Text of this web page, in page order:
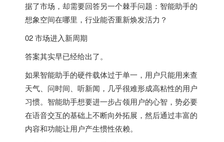
据了市场，却需要回答另一个棘手问题：智能助手的
想象空间在哪里，行业能否重新焕发活力？
02 市场进入新周期
答案其实早已经给出了。
如果智能助手的硬件载体过于单一，用户只能用来查
天气、问时间、听新闻，几乎很难形成高粘性的用户
习惯。智能助手想要进一步占领用户的心智，势必要
在语音交互的基础上不断向外拓展，然后通过丰富的
内容和功能让用户产生惯性依赖。